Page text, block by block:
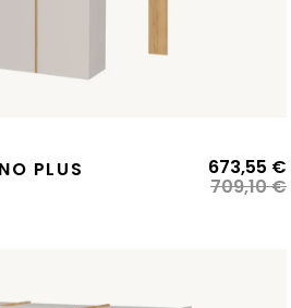
PLUS
709,10€
673,55 €